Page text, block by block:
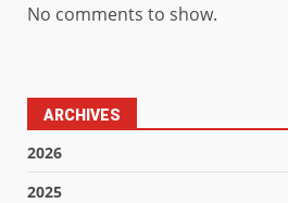
No comments to show.
ARCHIVES
2026
2025